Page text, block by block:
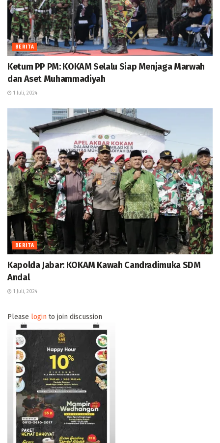
BERITA
Ketum PP PM: KOKAM Selalu Siap Menjaga Marwah
dan Aset Muhammadiyah
1 Juli, 2024
BERITA
Kapolda Jabar: KOKAM Kawah Candradimuka SDM
Andal
1 Juli, 2024
Please login to join discussion